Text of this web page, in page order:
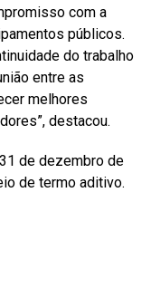
com a
públicos.
do trabalho
entre as
melhores
destacou.
de dezembro de
de termo aditivo.